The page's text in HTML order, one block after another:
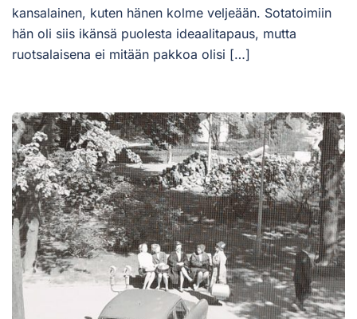
kansalainen, kuten hänen kolme veljeään. Sotatoimiin
hän oli siis ikänsä puolesta ideaalitapaus, mutta
ruotsalaisena ei mitään pakkoa olisi […]